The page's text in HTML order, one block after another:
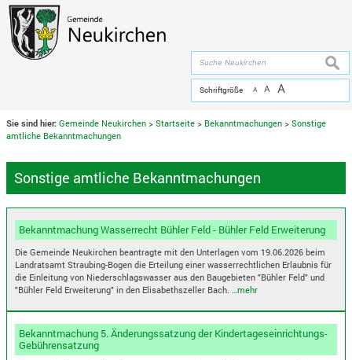
Zum Inhalt,zur Navigation
Schriftgröße A A A
Sie sind hier: Gemeinde Neukirchen >Startseite > Bekanntmachungen >Sonstige
amtliche Bekanntmachungen
Sonstige amtliche Bekanntmachungen
Bekanntmachung Wasserrecht Bühler Feld - Bühler Feld Erweiterung
Die Gemeinde Neukirchen beantragte mit den Unterlagen vom 19.06.2026 beim
Landratsamt Straubing-Bogen die Erteilung einer wasserrechtlichen Erlaubnis für
die Einleitung von Niederschlagswasser aus den Baugebieten "Bühler Feld" und
"Bühler Feld Erweiterung" in den Elisabethszeller Bach.
…mehr
Bekanntmachung 5. Änderungssatzung der Kindertageseinrichtungs-
Gebührensatzung